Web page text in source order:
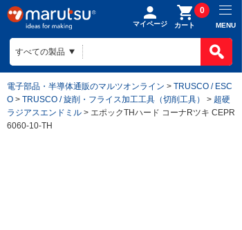
マイページ カート
0
MENU
電子部品・半導体通販のマルツオンライン > TRUSCO / ESC
O > TRUSCO / 旋削・フライス加工工具（切削工具） > 超硬
ラジアスエンドミル > エポックTHハード コーナRツキ CEPR
6060-10-TH